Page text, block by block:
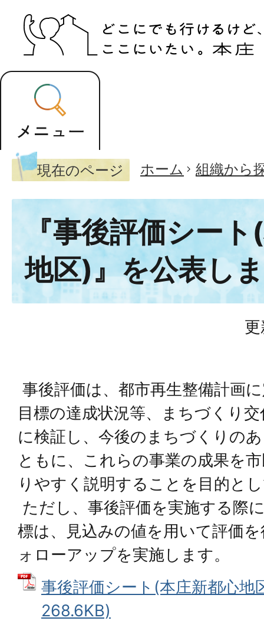
現在のページ ホーム 組織から
『事後評価シー
地区)』を公表し
事後評価は、都市再生整備計画
目標の達成状況等、まちづくり
に検証し、今後のまちづくりの
ともに、これらの事業の成果を
りやすく説明することを目的と
ただし、事後評価を実施する際
標は、見込みの値を用いて評価
ォローアップを実施します。
事後評価シート(本庄新都心地
268.6KB)